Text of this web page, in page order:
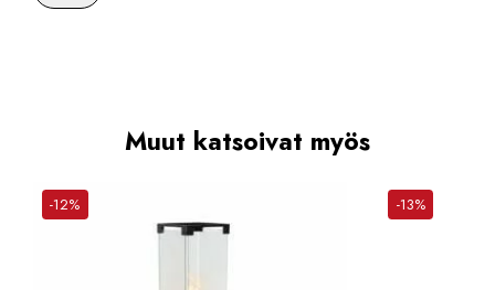
Muut katsoivat myös
-12% -13%